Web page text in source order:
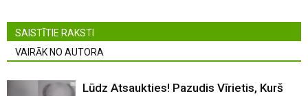
SAISTĪTIE RAKSTI
VAIRĀK NO AUTORA
Lūdz Atsaukties! Pazudis Vīrietis, Kurš